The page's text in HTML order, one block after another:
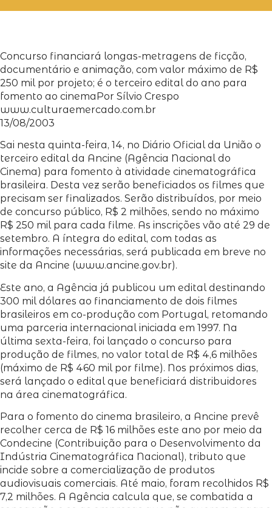
Concurso financiará longas-metragens de ficção,
documentário e animação, com valor máximo de R$
250 mil por projeto; é o terceiro edital do ano para
fomento ao cinemaPor Sílvio Crespo
www.culturaemercado.com.br
13/08/2003
Sai nesta quinta-feira, 14, no Diário Oficial da União o
terceiro edital da Ancine (Agência Nacional do
Cinema) para fomento à atividade cinematográfica
brasileira. Desta vez serão beneficiados os filmes que
precisam ser finalizados. Serão distribuídos, por meio
de concurso público, R$ 2 milhões, sendo no máximo
R$ 250 mil para cada filme. As inscrições vão até 29 de
setembro. A íntegra do edital, com todas as
informações necessárias, será publicada em breve no
site da Ancine (www.ancine.gov.br).
Este ano, a Agência já publicou um edital destinando
300 mil dólares ao financiamento de dois filmes
brasileiros em co-produção com Portugal, retomando
uma parceria internacional iniciada em 1997. Na
última sexta-feira, foi lançado o concurso para
produção de filmes, no valor total de R$ 4,6 milhões
(máximo de R$ 460 mil por filme). Nos próximos dias,
será lançado o edital que beneficiará distribuidores
na área cinematográfica.
Para o fomento do cinema brasileiro, a Ancine prevê
recolher cerca de R$ 16 milhões este ano por meio da
Condecine (Contribuição para o Desenvolvimento da
Indústria Cinematográfica Nacional), tributo que
incide sobre a comercialização de produtos
audiovisuais comerciais. Até maio, foram recolhidos R$
7,2 milhões. A Agência calcula que, se combatida a